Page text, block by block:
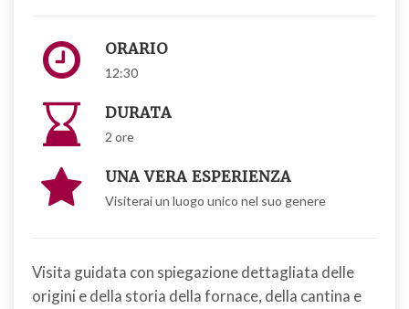
ORARIO
12:30
DURATA
2 ore
UNA VERA ESPERIENZA
Visiterai un luogo unico nel suo genere
Visita guidata con spiegazione dettagliata delle
origini e della storia della fornace, della cantina e